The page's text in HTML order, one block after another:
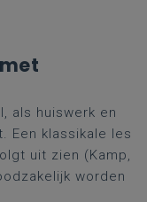
als huiswerk en
Een klassikale les
uit zien (Kamp,
worden